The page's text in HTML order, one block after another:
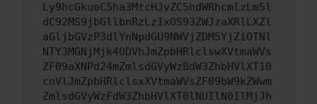
Ly9hcGkueC5ha3MtcHJvZC5hdWRhcmlzLm5l
dC92MS9jbGllbnRzLzIxOS93ZWJzaXRlLXZl
aGljbGVzP3dlYnNpdGU9NWVjZDM5YjZiOTNl
NTY3MGNjMjk4ODVhJmZpbHRlclswXVtmaWVs
ZF09aXNPd24mZmlsdGVyWzBdW3ZhbHVlXT10
cnVlJmZpbHRlclsxXVtmaWVsZF09bW9kZWwm
ZmlsdGVyWzFdW3ZhbHVlXT0lNUIlN0IlMjJh